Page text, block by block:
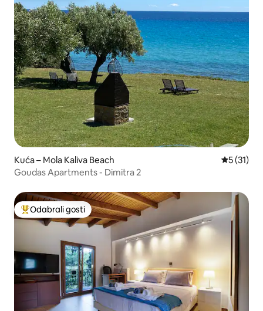
Kuća – Mola Kaliva Beach Prosječna
5 (31)
Goudas Apartments - Dimitra 2
Među najviše rangiranima s oznakom „Odabrali gosti”
Odabrali gosti